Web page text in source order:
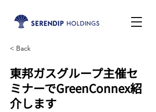
< Back
東邦ガスグループ主催セ
ミナーでGreenConnex紹
介します